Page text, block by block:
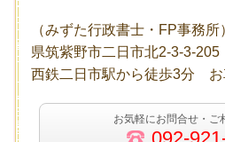
（みずた行政書士・FP事務
県筑紫野市二日市北2-3-3-205
西鉄二日市駅から徒歩3分 お
お気軽にお問合せ・ご